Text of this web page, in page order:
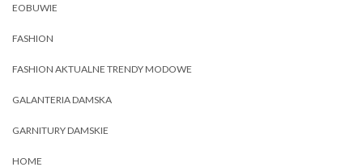
EOBUWIE
FASHION
FASHION AKTUALNE TRENDY MODOWE
GALANTERIA DAMSKA
GARNITURY DAMSKIE
HOME